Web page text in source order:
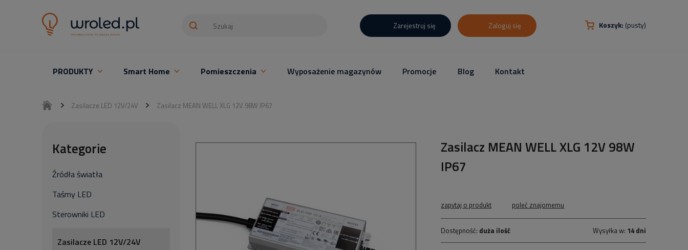
Koszyk: (pusty)
Zarejestruj się Zaloguj się
PRODUKTY Smart Home Pomieszczenia Wyposażenie magazynów Promocje Blog Kontakt
Zasilacze LED 12V/24V Zasilacz MEAN WELL XLG 12V 98W IP67
Kategorie
Źródła światła
Taśmy LED
Sterowniki LED
Zasilacze LED 12V/24V
Zasilacz MEAN WELL XLG 12V 98W
IP67
zapytaj o produkt poleć znajomemu
Dostępność: duża ilość Wysyłka w: 14 dni